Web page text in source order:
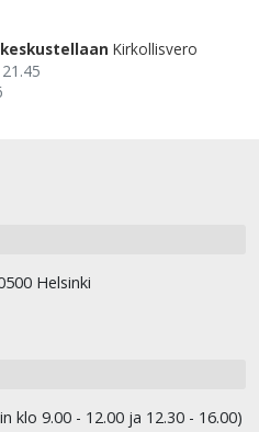
Kirkollisvero
Helsinki
klo 9.00 - 12.00 ja 12.30 - 16.00)